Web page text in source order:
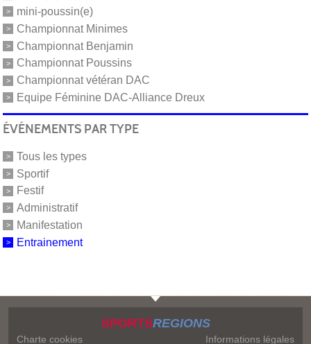
mini-poussin(e)
Championnat Minimes
Championnat Benjamin
Championnat Poussins
Championnat vétéran DAC
Equipe Féminine DAC-Alliance Dreux
ÉVÉNEMENTS PAR TYPE
Tous les types
Sportif
Festif
Administratif
Manifestation
Entrainement
SPORTSREGIONS
Charte cookies Informations légales